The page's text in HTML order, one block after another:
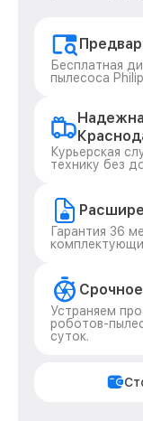
Бесплатная
пылесоса
Курьерская
технику без
Гарантия 36
Устраняем
роботов-
суток.